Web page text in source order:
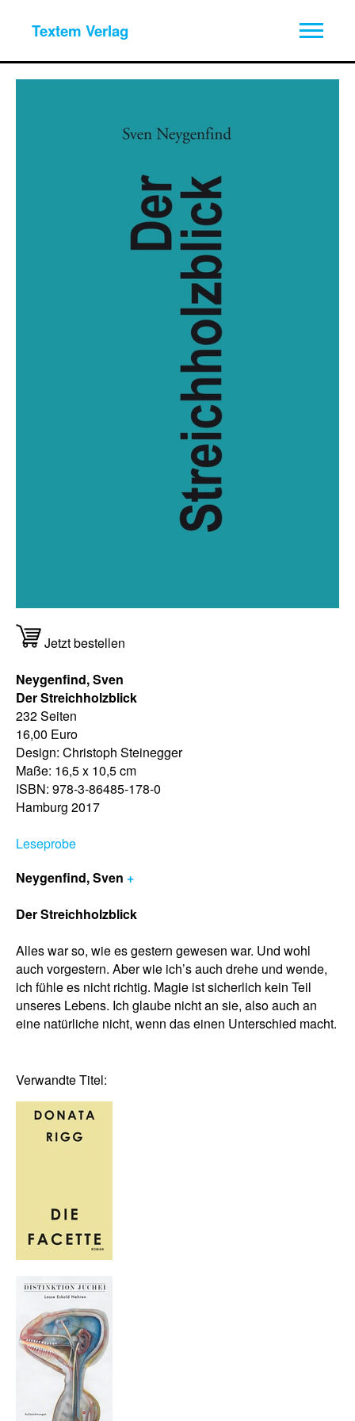
Textem Verlag
Neygenfind, Sven +
Der Streichholzblick
Alles war so, wie es gestern gewesen war. Und wohl
auch vorgestern. Aber wie ich’s auch drehe und wende,
ich fühle es nicht richtig. Magie ist sicherlich kein Teil
unseres Lebens. Ich glaube nicht an sie, also auch an
eine natürliche nicht, wenn das einen Unterschied macht.
Jetzt bestellen
Neygenfind, Sven
Der Streichholzblick
232 Seiten
16,00 Euro
Design: Christoph Steinegger
Maße: 16,5 x 10,5 cm
ISBN: 978-3-86485-178-0
Hamburg 2017
Leseprobe
Verwandte Titel: